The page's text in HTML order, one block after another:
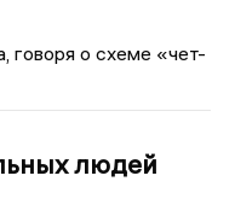
говоря о схеме «чет-
людей